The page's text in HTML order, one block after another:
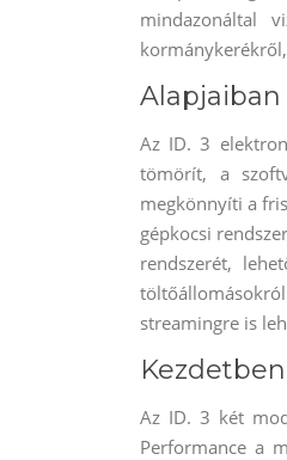
mindazonáltal
Az ID. 3
tömörít, a
megkönnyíti a
gépkocsi
rendszerét,
streamingre is
Az ID. 3 két
Performance a